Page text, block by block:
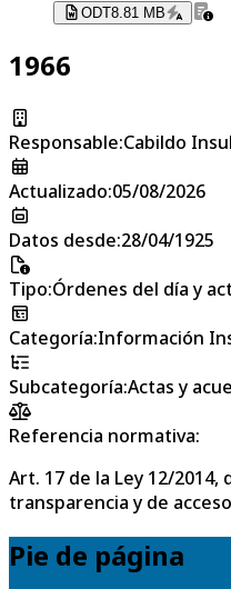
ODT8.81 MB
1966
Responsable:Cabildo
Actualizado:05/08/2026
Datos desde:28/04/1925
Tipo:Órdenes del día y
Categoría:Información
Subcategoría:Actas y
Referencia normativa:
Art. 17 de la Ley 12/
transparencia y de
Pie de página